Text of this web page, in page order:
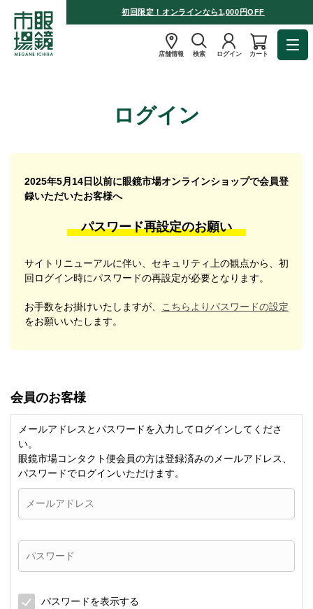
初回限定！オンラインなら1,000円OFF
店舗情報 検索 ログイン カート
ログイン
2025年5月14日以前に眼鏡市場オンラインショップで会員登
録いただいたお客様へ
パスワード再設定のお願い
サイトリニューアルに伴い、セキュリティ上の観点から、初
回ログイン時にパスワードの再設定が必要となります。
お手数をお掛けいたしますが、
こちらよりパスワードの設定
をお願いいたします。
会員のお客様
メールアドレスとパスワードを入力してログインしてくださ
い。
眼鏡市場コンタクト便会員の方は登録済みのメールアドレス、
パスワードでログインいただけます。
パスワードを表示する